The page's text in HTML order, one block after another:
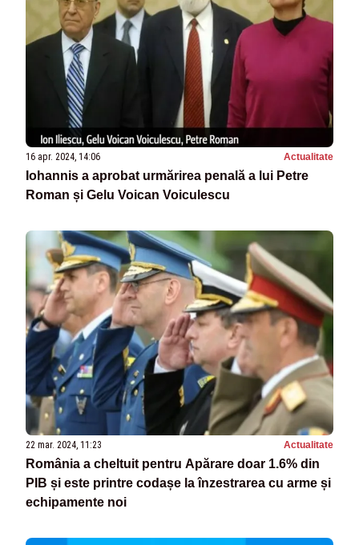
16 apr. 2024, 14:06 Actualitate
Iohannis a aprobat urmărirea penală a lui Petre
Roman și Gelu Voican Voiculescu
22 mar. 2024, 11:23 Actualitate
România a cheltuit pentru Apărare doar 1.6% din
PIB și este printre codașe la înzestrarea cu arme și
echipamente noi